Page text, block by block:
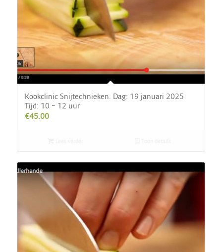
Kookclinic Snijtechnieken. Dag: 19 januari 2025
Tijd: 10 – 12 uur
€45.00